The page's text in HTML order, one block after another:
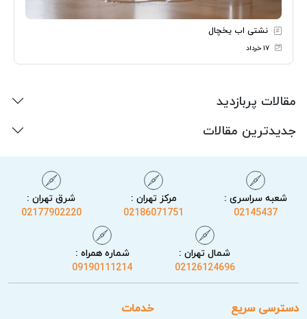
نشتی اب یخچال
۱۷ خرداد
مقالات پربازدید
جدیدترین مقالات
شعبه سراسری :
02145437
مرکز تهران :
02186071751
شرق تهران :
02177902220
شمال تهران :
02126124696
شماره همراه :
09190111214
دسترسی سریع خدمات